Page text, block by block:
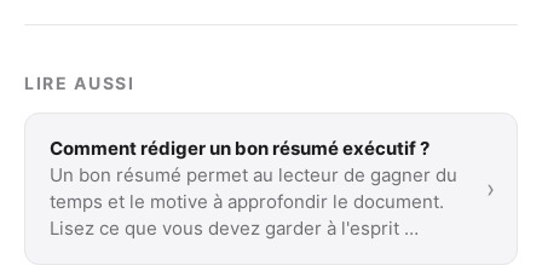
LIRE AUSSI
Comment rédiger un bon résumé exécutif ?
Un bon résumé permet au lecteur de gagner du
temps et le motive à approfondir le document.
Lisez ce que vous devez garder à l'esprit …
›